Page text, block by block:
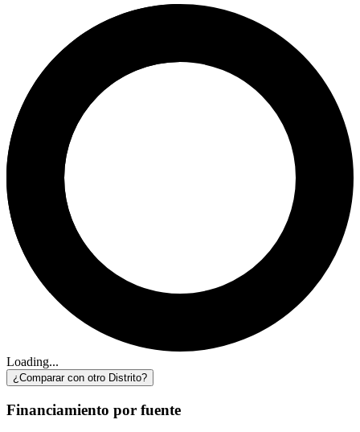
Loading...
¿Comparar con otro Distrito?
Financiamiento por fuente